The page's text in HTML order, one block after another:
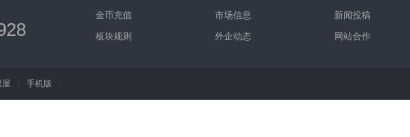
金币充值
板块规则
市场信息
外企动态
新闻投稿
网站合作
屋 手机版